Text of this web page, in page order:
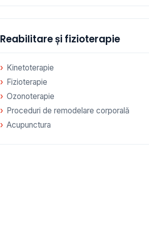
Reabilitare și fizioterapie
Kinetoterapie
Fizioterapie
Ozonoterapie
Proceduri de remodelare corporală
Acupunctura